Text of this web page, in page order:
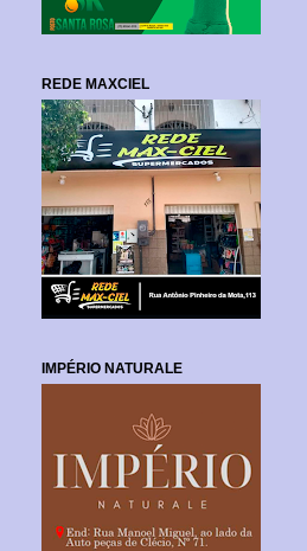
REDE MAXCIEL
IMPÉRIO NATURALE